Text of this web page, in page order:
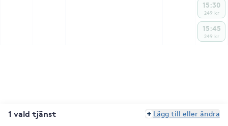
15:30
249 kr
15:45
249 kr
1 vald tjänst Lägg till eller ändra